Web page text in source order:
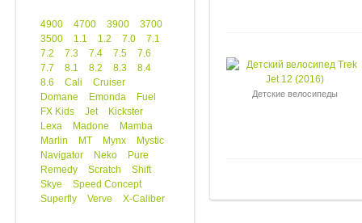
4900 4700 3900
3700
3500
1.1 1.2 7.0
7.1
7.2
7.3 7.4 7.5
7.6
7.7
8.1 8.2 8.3
8.4
8.6
Cali
Cruiser
Domane
Emonda
Fuel
FX Kids
Jet
Kickster
Lexa
Madone
Mamba
Marlin
MT Mynx
Mystic
Navigator
Neko
Pure
Remedy
Scratch
Shift
Skye
Speed Concept
Superfly
Verve X-Caliber
Детские велосипеды